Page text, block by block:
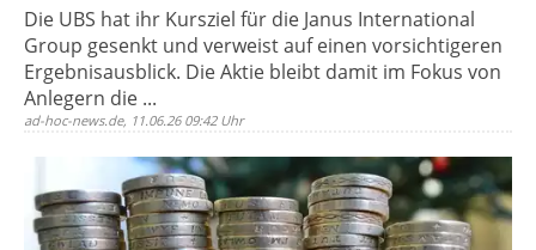
Die UBS hat ihr Kursziel für die Janus International
Group gesenkt und verweist auf einen vorsichtigeren
Ergebnisausblick. Die Aktie bleibt damit im Fokus von
Anlegern die ...
ad-hoc-news.de, 11.06.26 09:42 Uhr